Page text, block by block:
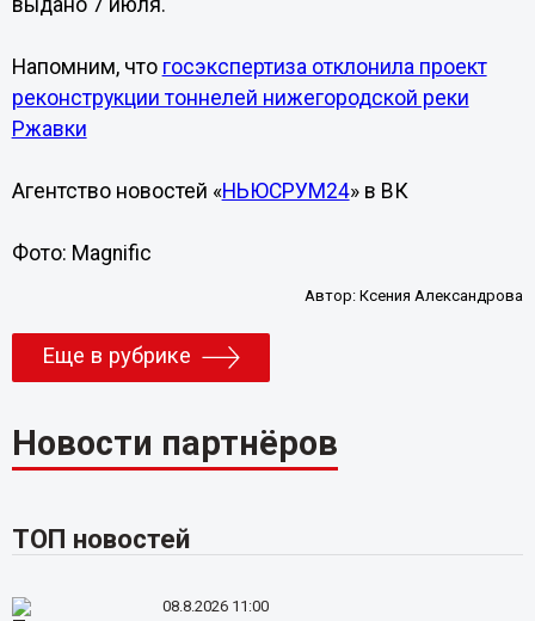
выдано 7 июля.
Напомним, что госэкспертиза отклонила проект
реконструкции тоннелей нижегородской реки
Ржавки
Агентство новостей «НЬЮСРУМ24» в ВК
Фото: Magnific
Автор:Ксения Александрова
Еще в рубрике
Новости партнёров
ТОП новостей
08.8.2026 11:00